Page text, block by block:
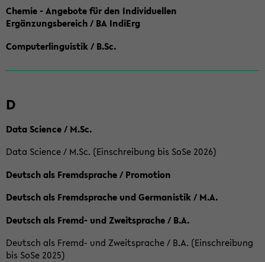
Chemie - Angebote für den Individuellen
Ergänzungsbereich / BA IndiErg
Computerlinguistik / B.Sc.
D
Data Science / M.Sc.
Data Science / M.Sc. (Einschreibung bis SoSe 2026)
Deutsch als Fremdsprache / Promotion
Deutsch als Fremdsprache und Germanistik / M.A.
Deutsch als Fremd- und Zweitsprache / B.A.
Deutsch als Fremd- und Zweitsprache / B.A. (Einschreibung
bis SoSe 2025)